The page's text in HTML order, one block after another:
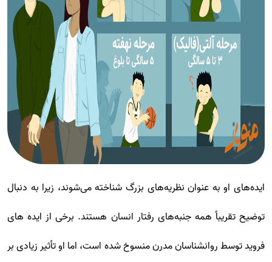
ایده‌های او به عنوان نظریه‌های بزرگ شناخته می‌شوند، زیرا به دنبال
توضیح تقریباً همه جنبه‌های رفتار انسان هستند. برخی از ایده های
فروید توسط روانشناسان مدرن منسوخ شده است، اما او تأثیر زیادی بر